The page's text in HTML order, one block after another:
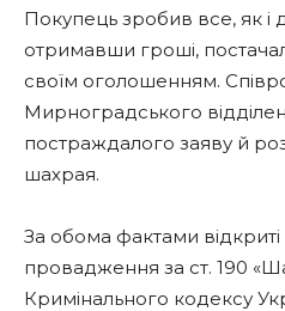
Покупець зробив все, як і
отримавши гроші,
своїм оголошенням.
Мирноградського
постраждалого заяву й
шахрая.
За обома фактами відкриті
провадження за ст. 190
Кримінального кодексу